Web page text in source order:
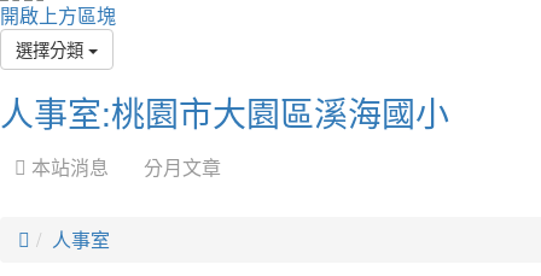
開啟上方區塊
選擇分類
人事室:桃園市大園區溪海國小
 本站消息 分月文章
 人事室